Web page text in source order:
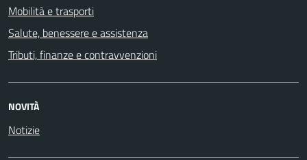
Mobilità e trasporti
Salute, benessere e assistenza
Tributi, finanze e contravvenzioni
NOVITÀ
Notizie